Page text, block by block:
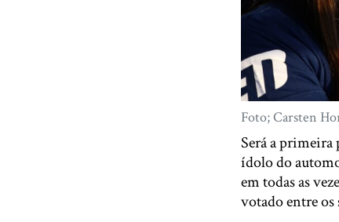
Foto; Carsten
Será a primeira
ídolo do
em todas as
votado entre os